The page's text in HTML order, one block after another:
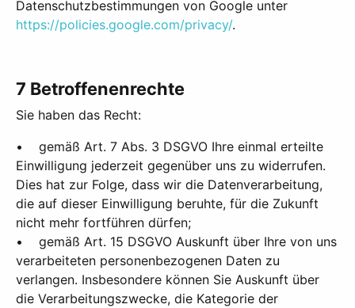
Datenschutzbestimmungen von Google unter
https://policies.google.com/privacy/.
7 Betroffenenrechte
Sie haben das Recht:
• gemäß Art. 7 Abs. 3 DSGVO Ihre einmal erteilte
Einwilligung jederzeit gegenüber uns zu widerrufen.
Dies hat zur Folge, dass wir die Datenverarbeitung,
die auf dieser Einwilligung beruhte, für die Zukunft
nicht mehr fortführen dürfen;
• gemäß Art. 15 DSGVO Auskunft über Ihre von uns
verarbeiteten personenbezogenen Daten zu
verlangen. Insbesondere können Sie Auskunft über
die Verarbeitungszwecke, die Kategorie der